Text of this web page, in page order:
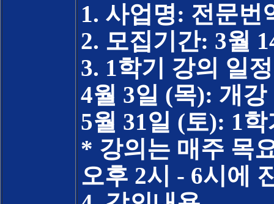
1. 사업명: 전문번
2. 모집기간: 3월
3. 1학기 강의 일정
4월 3일 (목): 개강
5월 31일 (토): 1
* 강의는 매주 목
오후 2시 - 6시에